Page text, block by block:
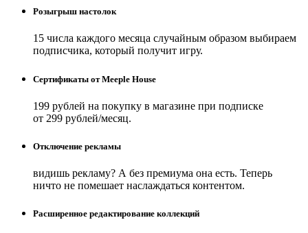
Розыгрыш настолок
15 числа каждого месяца случайным образом выбираем
подписчика, который получит игру.
Сертификаты от Meeple House
199 рублей на покупку в магазине при подписке
от 299 рублей/месяц.
Отключение рекламы
видишь рекламу? А без премиума она есть. Теперь
ничто не помешает наслаждаться контентом.
Расширенное редактирование коллекций